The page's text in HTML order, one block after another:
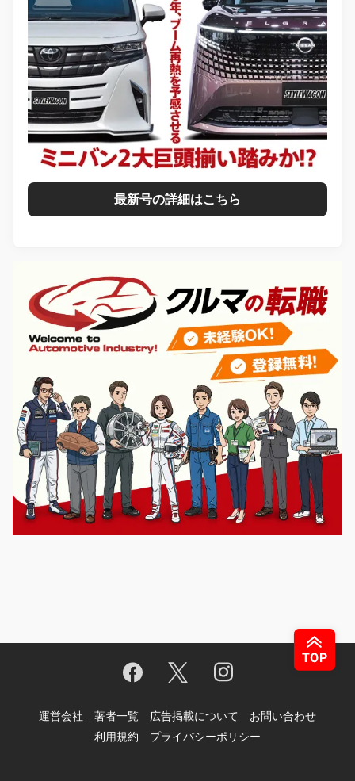
最新号の詳細はこちら
運営会社 著者一覧 広告掲載について
お問い合わせ
利用規約
プライバシーポリシー